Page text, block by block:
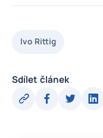
Ivo Rittig
Sdílet článek